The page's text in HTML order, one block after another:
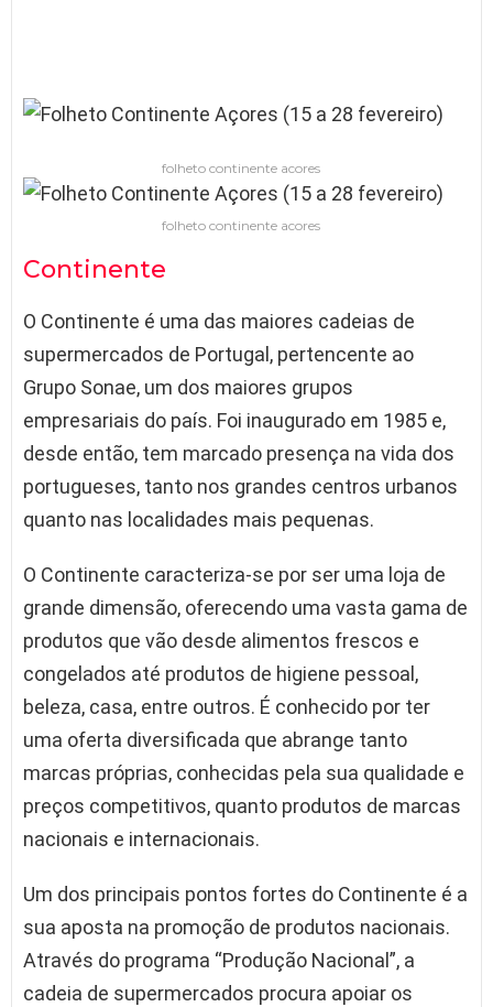
folheto continente acores
folheto continente acores
Continente
O Continente é uma das maiores cadeias de
supermercados de Portugal, pertencente ao
Grupo Sonae, um dos maiores grupos
empresariais do país. Foi inaugurado em 1985 e,
desde então, tem marcado presença na vida dos
portugueses, tanto nos grandes centros urbanos
quanto nas localidades mais pequenas.
O Continente caracteriza-se por ser uma loja de
grande dimensão, oferecendo uma vasta gama de
produtos que vão desde alimentos frescos e
congelados até produtos de higiene pessoal,
beleza, casa, entre outros. É conhecido por ter
uma oferta diversificada que abrange tanto
marcas próprias, conhecidas pela sua qualidade e
preços competitivos, quanto produtos de marcas
nacionais e internacionais.
Um dos principais pontos fortes do Continente é a
sua aposta na promoção de produtos nacionais.
Através do programa “Produção Nacional”, a
cadeia de supermercados procura apoiar os